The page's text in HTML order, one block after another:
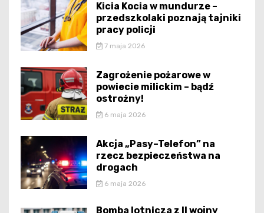
Kicia Kocia w mundurze –
przedszkolaki poznają tajniki
pracy policji
7 maja 2026
Zagrożenie pożarowe w
powiecie milickim – bądź
ostrożny!
6 maja 2026
Akcja „Pasy–Telefon” na
rzecz bezpieczeństwa na
drogach
6 maja 2026
Bomba lotnicza z II wojny